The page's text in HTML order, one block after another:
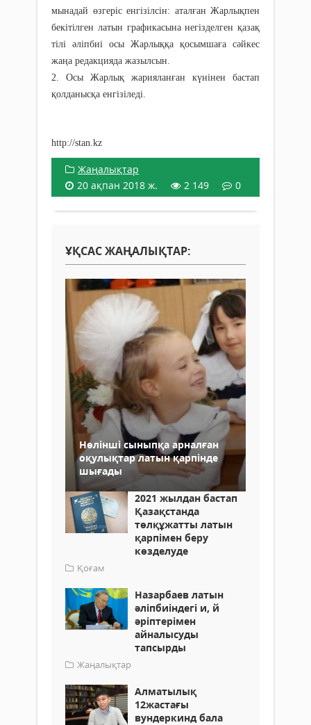
мынадай өзгеріс енгізілсін: аталған Жарлықпен
бекітілген латын графикасына негізделген қазақ
тілі әліпбиі осы Жарлыққа қосымшаға сәйкес
жаңа редакцияда жазылсын.
2. Осы Жарлық жарияланған күнінен бастап
қолданысқа енгізіледі.
http://stan.kz
Жаңалықтар
20 ақпан 2018 ж.
2 149 0
ҰҚСАС ЖАҢАЛЫҚТАР:
Нөлiншi сыныпқа арналған
оқулықтар латын қарпiнде
шығады
2021 жылдан бастап
Қазақстанда
төлқұжатты латын
қарпімен беру
көзделуде
Қоғам
Назарбаев латын
әліпбиіндегі и, й
әріптерімен
айналысуды
тапсырды
Жаңалықтар
Алматылық
12жастағы
вундеркинд бала